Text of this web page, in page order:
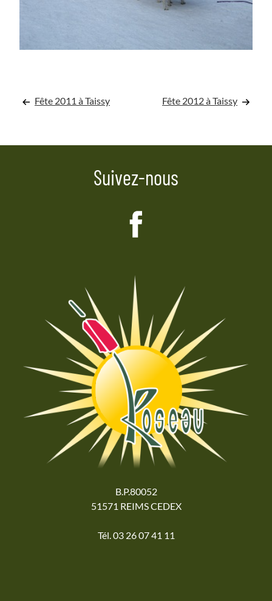
Navigation
Fête 2011 à Taissy Fête 2012 à Taissy
Suivez-nous
B.P.80052
51571 REIMS CEDEX
Tél. 03 26 07 41 11